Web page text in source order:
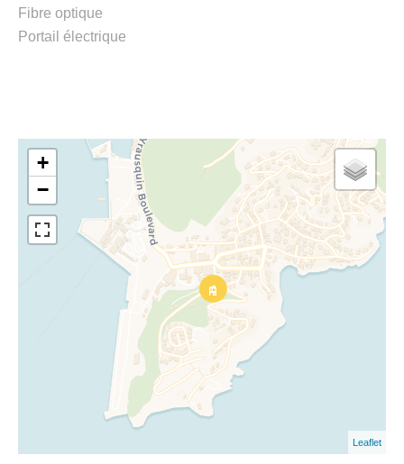
Fibre optique
Portail électrique
+
−
Leaflet